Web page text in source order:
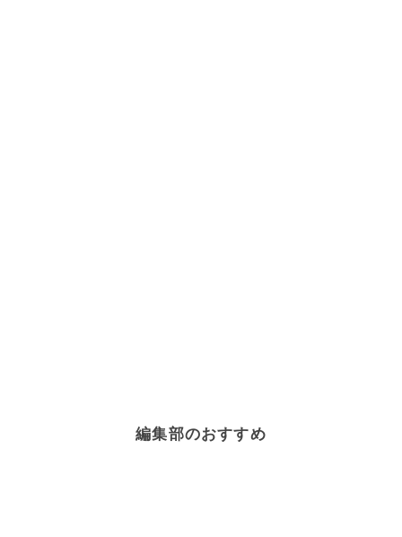
編集部のおすすめ